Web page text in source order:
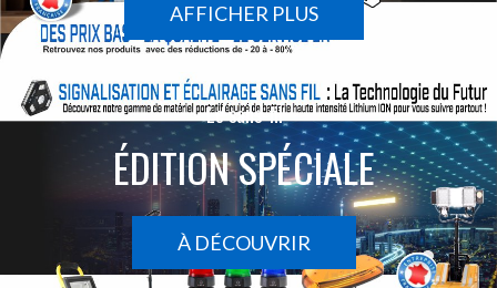
AFFICHER PLUS
Le sans-fil
ÉDITION SPÉCIALE
À DÉCOUVRIR